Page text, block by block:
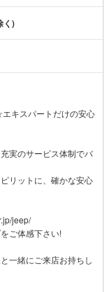
く)
キスパートだけの安心
実のサービス体制でバ
リットに、確かな安心
jeep/
ご体感下さい!
一緒にご来店お持ちし